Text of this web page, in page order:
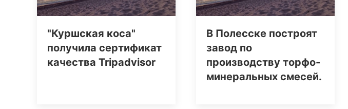
"Куршская коса"
получила сертификат
качества Tripаdvisor
В Полесске построят
завод по
производству торфо-
минеральных смесей.